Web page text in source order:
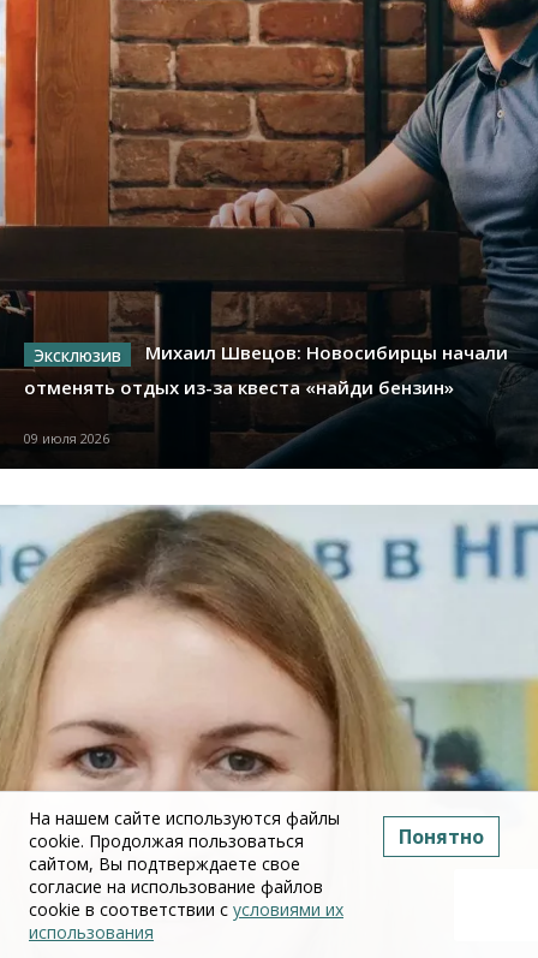
Михаил Швецов: Новосибирцы начали
отменять отдых из-за квеста «найди бензин»
09 июля 2026
На нашем сайте используются файлы
cookie. Продолжая пользоваться
сайтом, Вы подтверждаете свое
согласие на использование файлов
cookie в соответствии с условиями их
использования
Понятно